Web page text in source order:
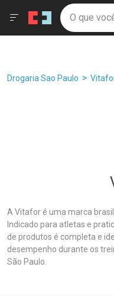
Drogaria São
Ir direto para a home
pela
Ir direto para o
Ir direto para a busca
Ir direto para a
Faça a sua
O que
Menu
Breadcrumb
Drogaria Sao Paulo
A Vitafor é uma marca
Indicado para atletas e
de produtos é completa e
desempenho durante os
São Paulo.
Âncoras
Filtros Ordenar por